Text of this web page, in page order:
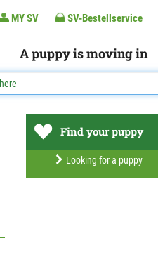
MY SV SV-Bestellservice
A puppy is moving in
Find your puppy
Looking for a puppy